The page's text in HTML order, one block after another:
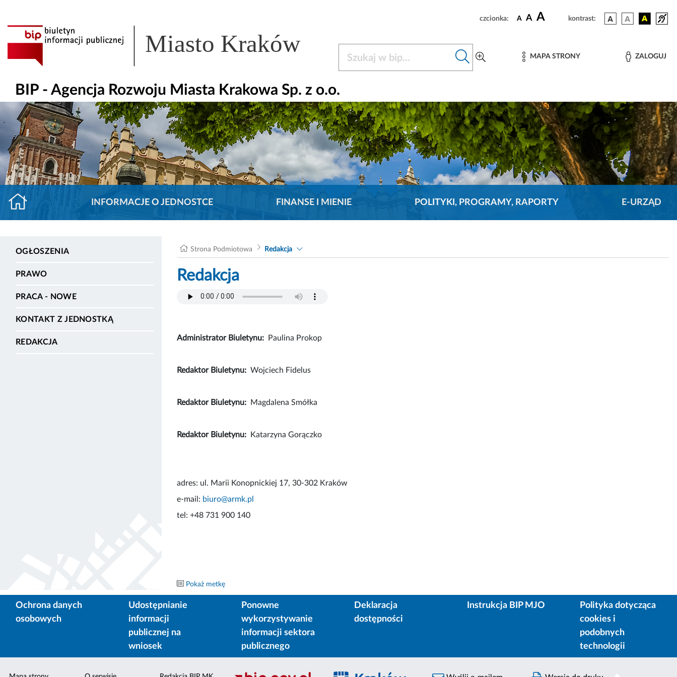
czcionka: A A A kontrast:
Miasto Kraków MAPA STRONY ZALOGUJ
BIP - Agencja Rozwoju Miasta Krakowa Sp. z o.o.
INFORMACJE O JEDNOSTCE FINANSE I MIENIE POLITYKI, PROGRAMY, RAPORTY E-URZĄD
OGŁOSZENIA
PRAWO
PRACA - NOWE
KONTAKT Z JEDNOSTKĄ
REDAKCJA
Strona Podmiotowa Redakcja
Redakcja
Administrator Biuletynu: Paulina Prokop
Redaktor Biuletynu: Wojciech Fidelus
Redaktor Biuletynu: Magdalena Smółka
Redaktor Biuletynu: Katarzyna Gorączko
adres: ul. Marii Konopnickiej 17, 30-302 Kraków
e-mail: biuro@armk.pl
tel: +48 731 900 140
Pokaż metkę
Ochrona danych
osobowych
Udostępnianie
informacji
publicznej na
wniosek
Ponowne
wykorzystywanie
informacji sektora
publicznego
Deklaracja
dostępności
Instrukcja BIP MJO
Polityka dotycząca
cookies i
podobnych
technologii